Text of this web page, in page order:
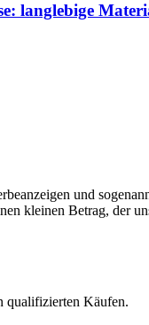
langlebige
und
kleinen Betrag, der
qualifizierten Käufen.